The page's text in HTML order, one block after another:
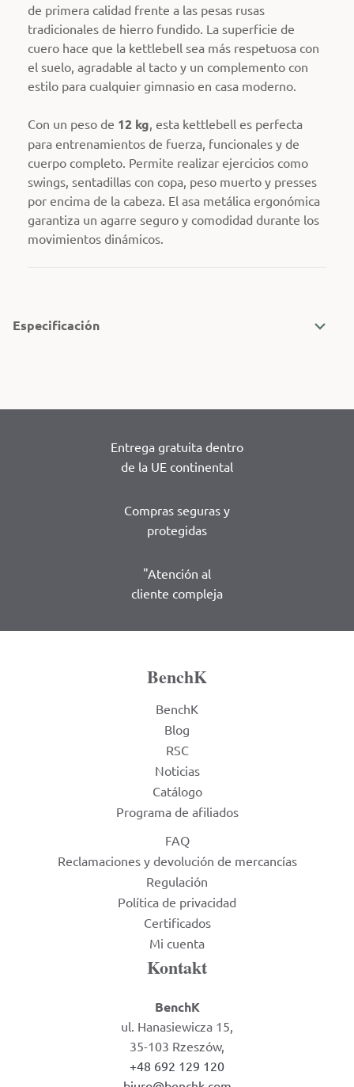
de primera calidad frente a las pesas rusas
tradicionales de hierro fundido. La superficie de
cuero hace que la kettlebell sea más respetuosa con
el suelo, agradable al tacto y un complemento con
estilo para cualquier gimnasio en casa moderno.
Con un peso de 12 kg , esta kettlebell es perfecta
para entrenamientos de fuerza, funcionales y de
cuerpo completo. Permite realizar ejercicios como
swings, sentadillas con copa, peso muerto y presses
por encima de la cabeza. El asa metálica ergonómica
garantiza un agarre seguro y comodidad durante los
movimientos dinámicos.
Especificación
Entrega gratuita dentro
de la UE continental
Compras seguras y
protegidas
"Atención al
cliente compleja
BenchK
BenchK
Blog
RSC
Noticias
Catálogo
Programa de afiliados
FAQ
Reclamaciones y devolución de mercancías
Regulación
Política de privacidad
Certificados
Mi cuenta
Kontakt
BenchK
ul. Hanasiewicza 15,
35-103 Rzeszów,
+48 692 129 120